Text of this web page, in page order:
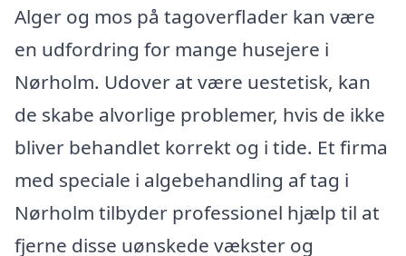
Alger og mos på tagoverflader kan være
en udfordring for mange husejere i
Nørholm. Udover at være uestetisk, kan
de skabe alvorlige problemer, hvis de ikke
bliver behandlet korrekt og i tide. Et firma
med speciale i algebehandling af tag i
Nørholm tilbyder professionel hjælp til at
fjerne disse uønskede vækster og